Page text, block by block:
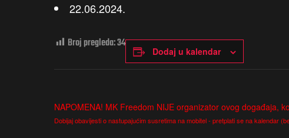
22.06.2024.
Broj pregleda:34
Dodaj u kalendar
NAPOMENA! MK Freedom NIJE organizator ovog događaja,
Dobijaj obavijesti o nastupajućim susretima na mobitel - pretplati se na kalendar